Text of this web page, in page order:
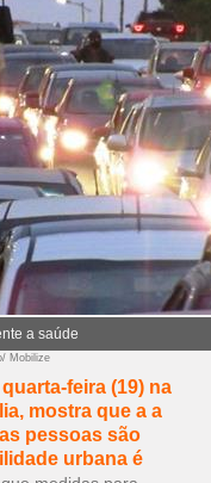
a saúde
Mobilize
feira (19) na
mostra que a a
pessoas são
urbana é